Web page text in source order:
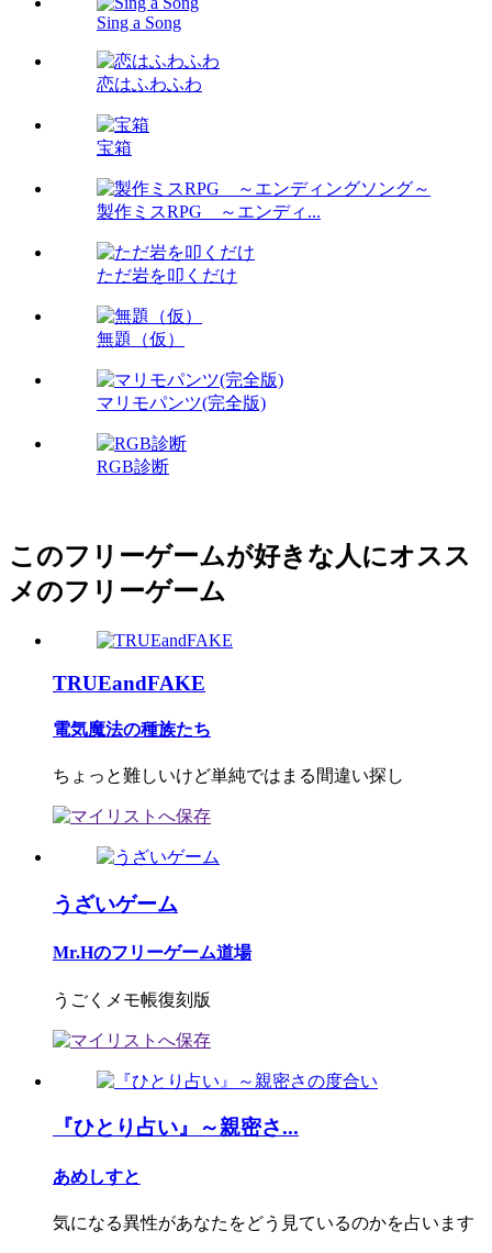
Sing a Song
恋はふわふわ
宝箱
製作ミスRPG ～エンディ...
ただ岩を叩くだけ
無題（仮）
マリモパンツ(完全版)
RGB診断
このフリーゲームが好きな人にオスス
メのフリーゲーム
TRUEandFAKE
電気魔法の種族たち
ちょっと難しいけど単純ではまる間違い探し
うざいゲーム
Mr.Hのフリーゲーム道場
うごくメモ帳復刻版
『ひとり占い』～親密さ...
あめしすと
気になる異性があなたをどう見ているのかを占います